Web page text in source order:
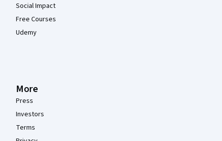
Social Impact
Free Courses
Udemy
More
Press
Investors
Terms